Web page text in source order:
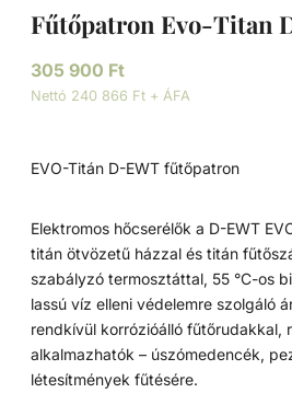
Fűtőpatron Evo-Titan
305 900 Ft
Nettó 240 866 Ft + ÁFA
EVO-Titán D-EWT fűtőpatron
Elektromos hőcserélők a D-EWT
titán ötvözetű házzal és titán
szabályzó termosztáttal, 55 °C-os
lassú víz elleni védelemre szolgáló
rendkívül korrózióálló fűtőrudakkal,
alkalmazhatók – úszómedencék,
létesítmények fűtésére.